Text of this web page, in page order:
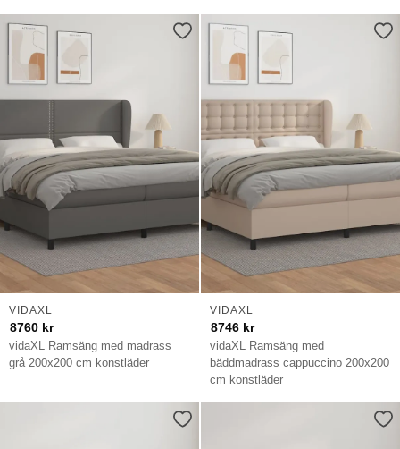
vidaXL Ramsäng med madrass
grå 200x200 cm konstläder
VIDAXL
8760 kr
vidaXL Ramsäng med
bäddmadrass cappuccino 200x200
cm konstläder
VIDAXL
8746 kr